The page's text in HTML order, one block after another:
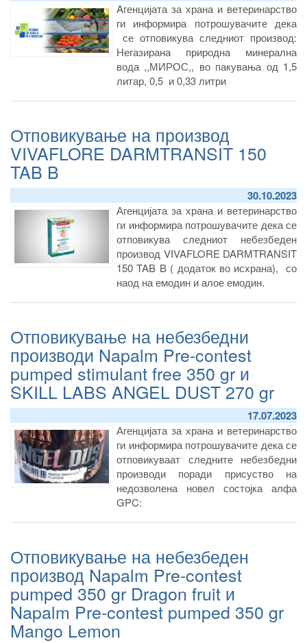
Сериски број/лот: LM278.
Рок на употреба: до 05.10.2025
Потекло: Произведено од CLAS Во
фабриката на Чиусанико (ИМ)
Увозник:ТИНЕКС-МТ ДООЕЛ Скопје
Aгенцијата за храна и ветеринарство
ги информира потрошувачите дека
се отповикува следниот производ:
Негазирана природна минерална
вода ,,МИРОС,, во пакувања од 1,5
литар, 0,5 и 0,33 литри
Отповикување на производ
VIVAFLORE DARMTRANSIT 150
TAB B
30.10.2023
Агенцијата за храна и ветеринарство
ги информира потрошувачите дека се
отповикува следниот небезбеден
производ VIVAFLORE DARMTRANSIT
150 TAB B ( додаток во исхрана), со
наод на емодин и алое емодин.
Сериски број/лот: 79667
Производител: SUPERDIET BD
France
Увозник: Мимех Фарм ДОО Скопје
Дистрибутер: Мимех Фарм ДОО
Скопје
Крајните потрошувачи кои гo имаат
посочениот сериски број/лот, истиот
да нe гo консумираат и да гo вратат
на местото од каде гo купиле.
Отповикување на небезбедни
производи Napalm Pre-contest
pumped stimulant free 350 gr и
SKILL LABS ANGEL DUST 270 gr
17.07.2023
Агенцијата за храна и ветеринарство
ги информира потрошувачите дека се
отповикуваат следните небезбедни
производи поради присуство на
недозволена новел состојка алфа
GPC:
Отповикување на небезбеден
производ Napalm Pre-contest
pumped 350 gr Dragon fruit и
Napalm Pre-contest pumped 350 gr
Mango Lemon